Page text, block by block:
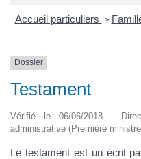
Accueil particuliers >
Dossier
Testament
Vérifié le 06/06/2018 -
administrative (Première
Le testament est un écrit